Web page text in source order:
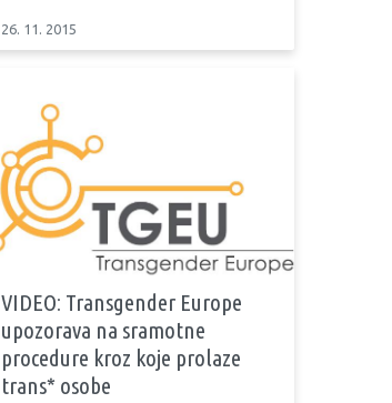
26. 11. 2015
VIDEO: Transgender Europe
upozorava na sramotne
procedure kroz koje prolaze
trans* osobe